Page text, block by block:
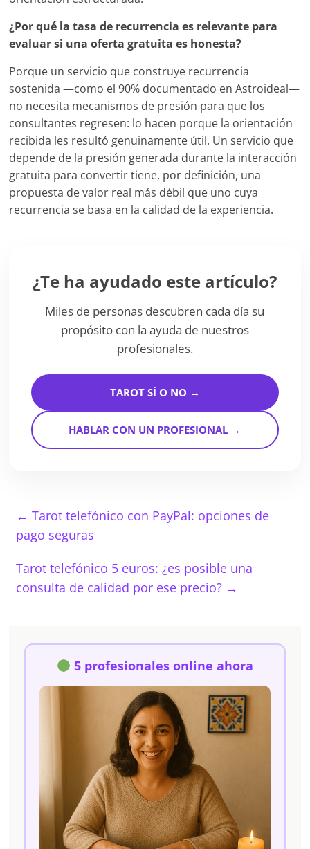
¿Por qué la tasa de recurrencia es relevante para
evaluar si una oferta gratuita es honesta?
Porque un servicio que construye recurrencia
sostenida —como el 90% documentado en Astroideal—
no necesita mecanismos de presión para que los
consultantes regresen: lo hacen porque la orientación
recibida les resultó genuinamente útil. Un servicio que
depende de la presión generada durante la interacción
gratuita para convertir tiene, por definición, una
propuesta de valor real más débil que uno cuya
recurrencia se basa en la calidad de la experiencia.
¿Te ha ayudado este artículo?
Miles de personas descubren cada día su
propósito con la ayuda de nuestros
profesionales.
TAROT SÍ O NO →
HABLAR CON UN PROFESIONAL →
← Tarot telefónico con PayPal: opciones de
pago seguras
Tarot telefónico 5 euros: ¿es posible una
consulta de calidad por ese precio? →
5 profesionales online ahora